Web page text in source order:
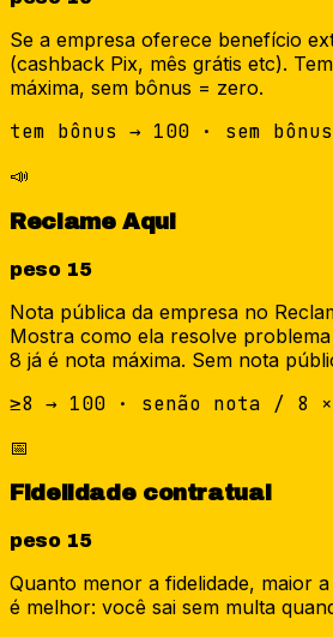
Se a empresa oferece benefício
(cashback Pix, mês grátis etc).
máxima, sem bônus = zero.
tem bônus → 100 · sem
📣
Reclame Aqui
peso 15
Nota pública da empresa no
Mostra como ela resolve
8 já é nota máxima. Sem nota
≥8 → 100 · senão nota / 8
📅
Fidelidade contratual
peso 15
Quanto menor a fidelidade, maior
é melhor: você sai sem multa